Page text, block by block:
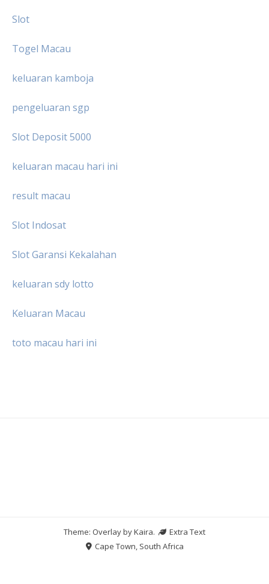
Slot
Togel Macau
keluaran kamboja
pengeluaran sgp
Slot Deposit 5000
keluaran macau hari ini
result macau
Slot Indosat
Slot Garansi Kekalahan
keluaran sdy lotto
Keluaran Macau
toto macau hari ini
Theme: Overlay byKaira.
Extra Text
Cape Town, South Africa